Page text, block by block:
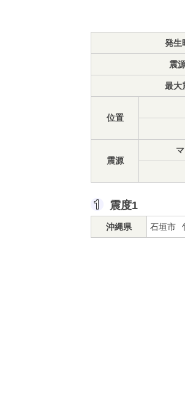
発生
震
最大
位置
震源
震度1
沖縄県 石垣市